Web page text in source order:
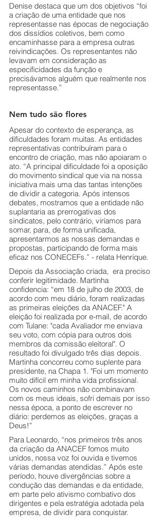
Denise destaca que um dos objetivos “foi
a criação de uma entidade que nos
representasse nas épocas de negociação
dos dissídios coletivos, bem como
encaminhasse para a empresa outras
reivindicações. Os representantes não
levavam em consideração as
especificidades da função e
precisávamos alguém que realmente nos
representasse.”
Nem tudo são flores
Apesar do contexto de esperança, as
dificuldades foram muitas. As entidades
representativas contribuíram para o
encontro de criação, mas não apoiaram o
ato. “A principal dificuldade foi a oposição
do movimento sindical que via na nossa
iniciativa mais uma das tantas intenções
de dividir a categoria. Após intensos
debates, mostramos que a entidade não
suplantaria as prerrogativas dos
sindicatos, pelo contrário, viríamos para
somar, para, de forma unificada,
apresentarmos as nossas demandas e
propostas, participando de forma mais
eficaz nos CONECEFs.” - relata Henrique.
Depois da Associação criada,  era preciso
conferir legitimidade. Martinha
confidencia: “em 18 de julho de 2003, de
acordo com meu diário, foram realizadas
as primeiras eleições da ANACEF." A
eleição foi realizada por e-mail, de acordo
com Tulane: "cada Avaliador me enviava
seu voto, com cópia para outros dois
membros da comissão eleitoral". O
resultado foi divulgado três dias depois.
Martinha concorreu como suplente para
presidente, na Chapa 1. "Foi um momento
muito difícil em minha vida profissional.
Os novos caminhos não combinavam
com os meus ideais, sofri demais por isso
nessa época, a ponto de escrever no
diário: perdemos as eleições, graças a
Deus!”
Para Leonardo, “nos primeiros três anos
da criação da ANACEF fomos muito
unidos, nossa voz foi ouvida e tivemos
várias demandas atendidas.” Após este
período, houve divergências sobre a
condução das demandas e da entidade,
em parte pelo ativismo combativo dos
dirigentes e pela estratégia adotada pela
empresa, de dividir para conquistar.